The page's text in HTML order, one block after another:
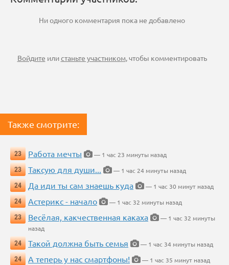
Ни одного комментария пока не добавлено
Войдите илистаньте участником, чтобы комментировать
Также смотрите:
23 Работа мечты
— 1 час 23 минуты назад
23
Таксую для души...
— 1 час 24 минуты назад
24
Да иди ты сам знаешь куда
— 1 час 30 минут назад
24
Астерикс - начало
— 1 час 32 минуты назад
23
Весёлая, какчественная какаха
— 1 час 32 минуты
назад
24
Такой должна быть семья
— 1 час 34 минуты назад
24
А теперь у нас смартфоны!
— 1 час 35 минут назад